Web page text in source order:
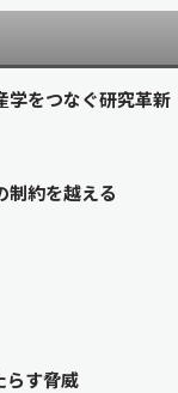
をつなぐ研究革新
制約を越える
らす脅威